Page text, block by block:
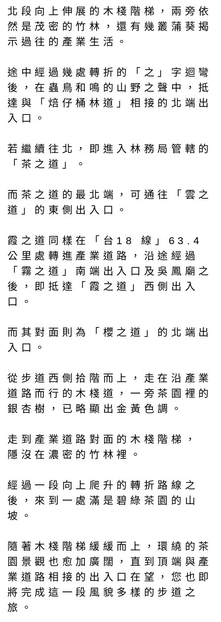
北段向上伸展的木棧階梯，兩旁依
然是茂密的竹林，還有幾叢蒲葵揭
示過往的產業生活。
途中經過幾處轉折的「之」字迴彎
後，在蟲鳥和鳴的山野之聲中，抵
達與「焙仔桶林道」相接的北端出
入口。
若繼續往北，即進入林務局管轄的
「茶之道」。
而茶之道的最北端，可通往「雲之
道」的東側出入口。
霞之道同樣在「台18 線」63.4
公里處轉進產業道路，沿途經過
「霧之道」南端出入口及吳鳳廟之
後，即抵達「霞之道」西側出入
口。
而其對面則為「櫻之道」的北端出
入口。
從步道西側拾階而上，走在沿產業
道路而行的木棧道，一旁茶園裡的
銀杏樹，已略顯出金黃色調。
走到產業道路對面的木棧階梯，
隱沒在濃密的竹林裡。
經過一段向上爬升的轉折路線之
後，來到一處滿是碧綠茶園的山
坡。
隨著木棧階梯緩緩而上，環繞的茶
園景觀也愈加廣闊，直到頂端與產
業道路相接的出入口在望，您也即
將完成這一段風貌多樣的步道之
旅。